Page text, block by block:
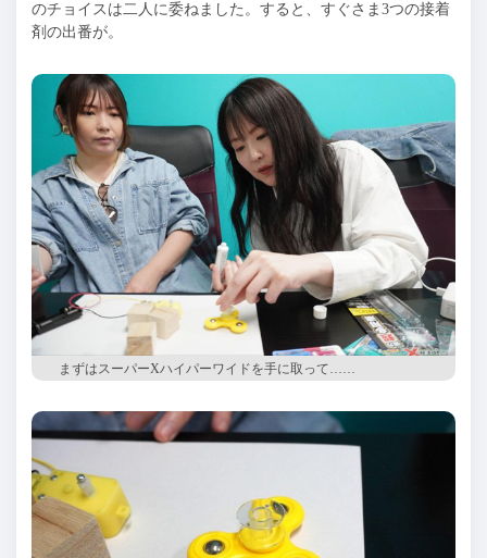
のチョイスは二人に委ねました。すると、すぐさま3つの接着
剤の出番が。
まずはスーパーXハイパーワイドを手に取って……